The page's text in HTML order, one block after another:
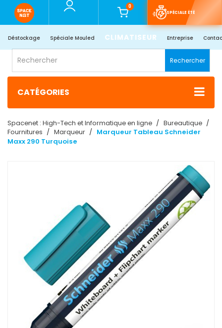
0
SPÉCIALE ÉTÉ
Déstockage Spéciale Mouled CLIMATISEUR Entreprise
Rechercher
CATÉGORIES
Spacenet : High-Tech et Informatique en ligne
Bureautique
Fournitures
Marqueur
Marqueur Tableau Schneider
Maxx 290 Turquoise